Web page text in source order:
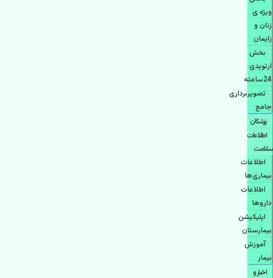
ویژه ی
زنان و
زایمان
بخش
ارتوپدی
24ساعته
تصویربرداری
جامع
پزشكان
اطلاعات
سلامت
اطلاعات
بیماری‌ها
اطلاعات
دارو‌ها
اپليكيشن
بيمارستان
آموزش
بیمار
اخبار و